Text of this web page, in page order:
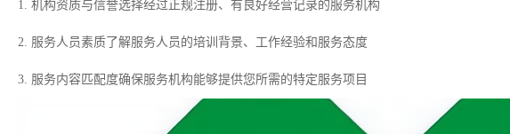
1. 机构资质与信誉选择经过正规注册、有良好经营记录的服务机构
2. 服务人员素质了解服务人员的培训背景、工作经验和服务态度
3. 服务内容匹配度确保服务机构能够提供您所需的特定服务项目